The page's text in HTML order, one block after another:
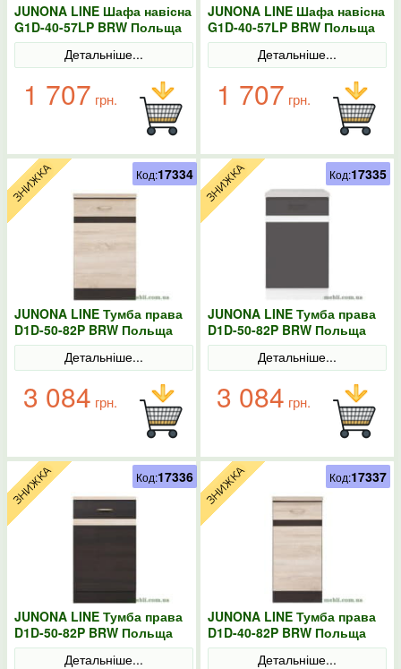
JUNONA LINE Шафа навісна
G1D-40-57LP BRW Польща
Сонома
Детальніше...
1 707 грн.
JUNONA LINE Шафа навісна
G1D-40-57LP BRW Польща
колір-білий
Детальніше...
1 707 грн.
JUNONA LINE Тумба права
D1D-50-82P BRW Польща
Сонома
Детальніше...
3 084 грн.
Код:17334
JUNONA LINE Тумба права
D1D-50-82P BRW Польща
колір-сірий
Детальніше...
3 084 грн.
Код:17335
JUNONA LINE Тумба права
D1D-50-82P BRW Польща
венге
Детальніше...
Код:17336
JUNONA LINE Тумба права
D1D-40-82P BRW Польща
Сонома
Детальніше...
Код:17337